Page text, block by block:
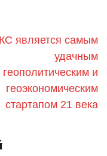
является самым
удачным
геополитическим и
геоэкономическим
стартапом 21 века